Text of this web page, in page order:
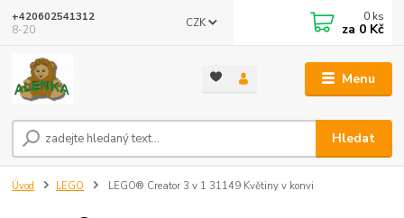
Menu
CZK
Hledat
+420602541312
8-20
0 ks
za 0 Kč
Úvod LEGO LEGO® Creator 3 v 1 31149 Květiny v konvi